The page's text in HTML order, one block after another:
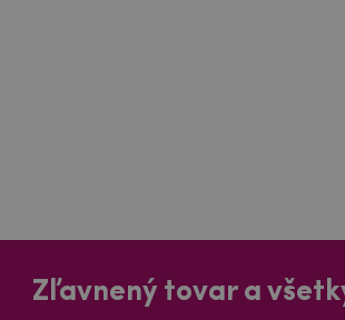
Zľavnený tovar a